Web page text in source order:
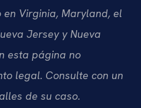
Virginia, Maryland, el
Jersey y Nueva
esta página no
legal. Consulte con un
de su caso.